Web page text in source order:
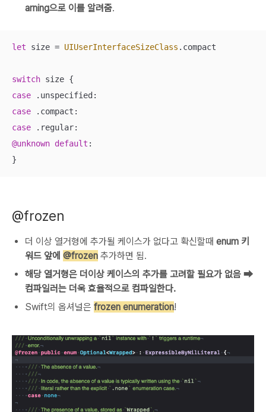
arning으로 이를 알려줌.
let size = UIUserInterfaceSizeClass .compact
switch
case
case
case
@unknown default :
}
@frozen
더 이상 열거형에 추가될 케이스가 없다고 확신할때 enum 키
워드 앞에 @frozen 추가하면 됨.
해당 열거형은 더이상 케이스의 추가를 고려할 필요가 없음 ➡
컴파일러는 더욱 효율적으로 컴파일한다.
Swift의 옵셔널은 frozen enumeration!